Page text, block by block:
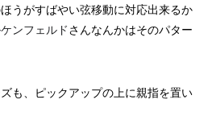
うがすばやい弦移動に対応出来るか
ンフェルドさんなんかはそのパター
も、ピックアップの上に親指を置い